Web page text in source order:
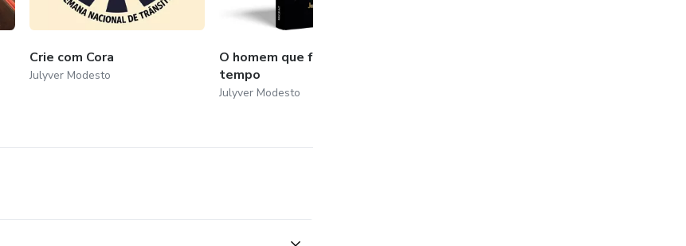
Crie com Cora
Julyver Modesto
O homem que fabricava o
tempo
Julyver Modesto